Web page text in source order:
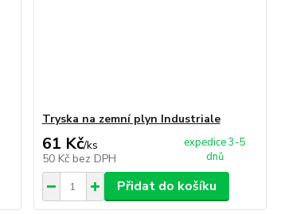
Tryska na zemní plyn Industriale
61 Kč/ks
50 Kč bez DPH
expedice 3-5
dnů
Přidat do košíku